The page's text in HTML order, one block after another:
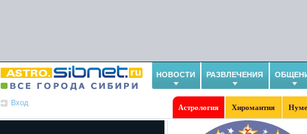
НОВОСТИ РАЗВЛЕЧЕНИЯ
Вход
Астрология Хиромантия